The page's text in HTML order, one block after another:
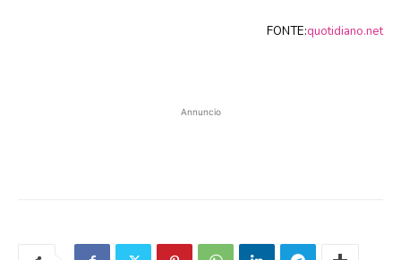
FONTE:quotidiano.net
Annuncio